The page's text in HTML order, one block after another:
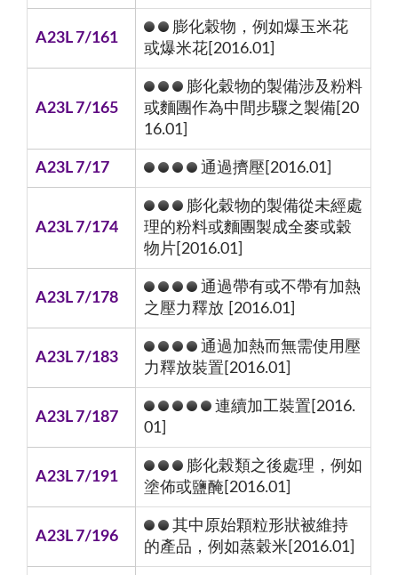
A23L 7/161
膨化穀物，例如爆玉米花
或爆米花[2016.01]
A23L 7/165
膨化穀物的製備涉及粉料
或麵團作為中間步驟之製備[20
16.01]
A23L 7/17 通過擠壓[2016.01]
A23L 7/174
膨化穀物的製備從未經處
理的粉料或麵團製成全麥或穀
物片[2016.01]
A23L 7/178
通過帶有或不帶有加熱
之壓力釋放 [2016.01]
A23L 7/183
通過加熱而無需使用壓
力釋放裝置[2016.01]
A23L 7/187
連續加工裝置[2016.
01]
A23L 7/191
膨化榖類之後處理，例如
塗佈或鹽醃[2016.01]
A23L 7/196
其中原始顆粒形狀被維持
的產品，例如蒸穀米[2016.01]